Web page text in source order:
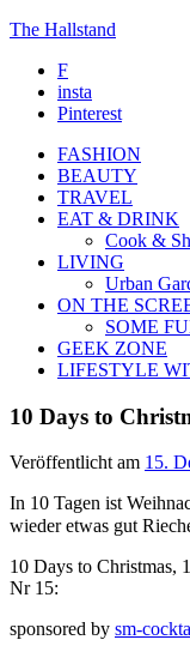
The Hallstand
F
insta
Pinterest
FASHION
BEAUTY
TRAVEL
EAT & DRINK
Cook &
LIVING
Urban
ON THE
SOME
GEEK ZONE
LIFESTYLE
10 Days to
Veröffentlicht am 15.
In 10 Tagen ist
wieder etwas gut
10 Days to Christmas,
Nr 15:
sponsored by sm-